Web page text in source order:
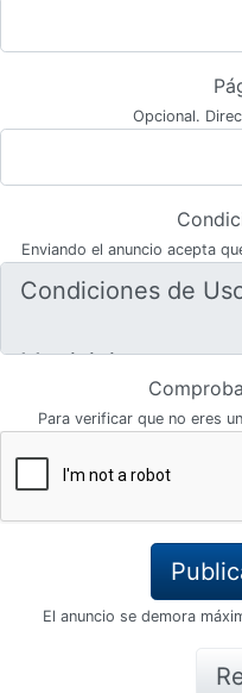
Opcional.
Enviando el anuncio acepta
Para verificar que no eres
El anuncio se demora